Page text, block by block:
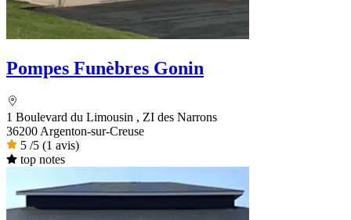
Pompes Funèbres Gonin
1 Boulevard du Limousin , ZI des Narrons
36200 Argenton-sur-Creuse
5 /5 (1 avis)
top notes